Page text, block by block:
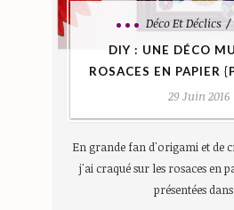
Déco Et Déclics
DIY : UNE DÉCO
ROSACES EN PAPIER
29 Juin 2016
En grande fan d'origami et de
j'ai craqué sur les rosaces en
présentées